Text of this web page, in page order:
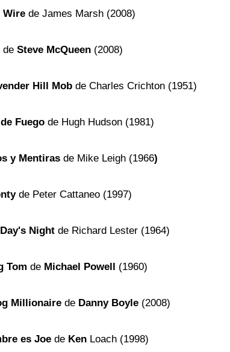
Wire de James Marsh (2008)
de Steve McQueen (2008)
Hill Mob de Charles Crichton (1951)
Fuego de Hugh Hudson (1981)
y Mentiras de Mike Leigh (1966)
de Peter Cattaneo (1997)
Night de Richard Lester (1964)
Tom de Michael Powell (1960)
Millionaire de Danny Boyle (2008)
es Joe de Ken Loach (1998)